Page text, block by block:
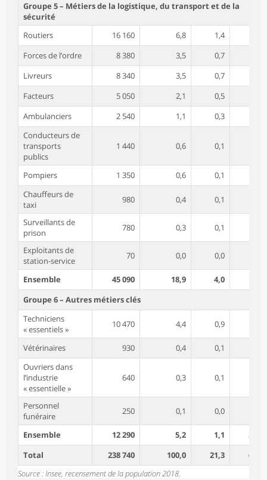
Groupe 5 – Métiers de la logistique, du transport et de la
sécurité
Routiers
16 160 6,8 1,4
Forces de l’ordre
8 380 3,5 0,7
Livreurs
8 340 3,5 0,7
Facteurs
5 050 2,1 0,5
Ambulanciers
2 540 1,1 0,3
Conducteurs de
transports
publics
1 440 0,6 0,1
Pompiers 1 350 0,6 0,1
Chauffeurs de
taxi
980 0,4 0,1
Surveillants de
prison
780 0,3 0,1
Exploitants de
station-service
70 0,0 0,0
Ensemble 45 090 18,9 4,0
Groupe 6 – Autres métiers clés
Techniciens
« essentiels »
10 470 4,4 0,9
Vétérinaires 930 0,4 0,1
Ouvriers dans
l’industrie
« essentielle »
640 0,3 0,1
Personnel
funéraire
250 0,1 0,0
Ensemble 12 290 5,2 1,1
27,6
Total
238 740 100,0 21,3
61,4
Source : Insee, recensement de la population 2018.